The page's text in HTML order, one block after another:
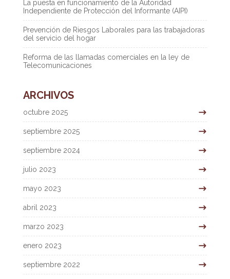
La puesta en funcionamiento de la Autoridad
Independiente de Protección del Informante (AIPI)
Prevención de Riesgos Laborales para las trabajadoras
del servicio del hogar
Reforma de las llamadas comerciales en la ley de
Telecomunicaciones
ARCHIVOS
octubre 2025
septiembre 2025
septiembre 2024
julio 2023
mayo 2023
abril 2023
marzo 2023
enero 2023
septiembre 2022